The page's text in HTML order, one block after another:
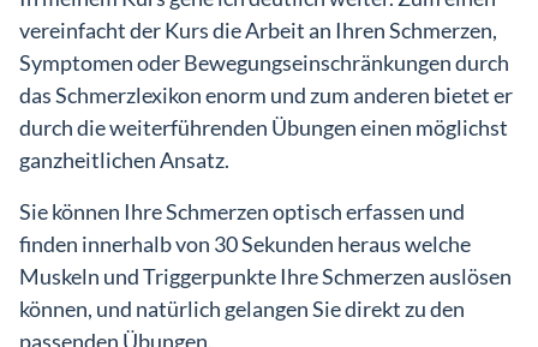
vereinfacht der Kurs die Arbeit an Ihren Schmerzen,
Symptomen oder Bewegungseinschränkungen durch
das Schmerzlexikon enorm und zum anderen bietet er
durch die weiterführenden Übungen einen möglichst
ganzheitlichen Ansatz.
Sie können Ihre Schmerzen optisch erfassen und
finden innerhalb von 30 Sekunden heraus welche
Muskeln und Triggerpunkte Ihre Schmerzen auslösen
können, und natürlich gelangen Sie direkt zu den
passenden Übungen.